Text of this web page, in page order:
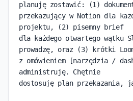
planuję zostawić: (1)
przekazujący w Notion dla
projektu, (2) pisemny brief
dla każdego otwartego wątku
prowadzę, oraz (3) krótki
z omówieniem [narzędzia /
administruję. Chętnie
dostosuję plan przekazania,